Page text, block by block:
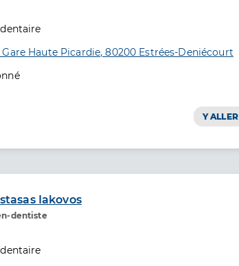
Gare Haute Picardie, 80200 Estrées-Deniécourt
Y ALLER
Iakovos
dentiste de santé